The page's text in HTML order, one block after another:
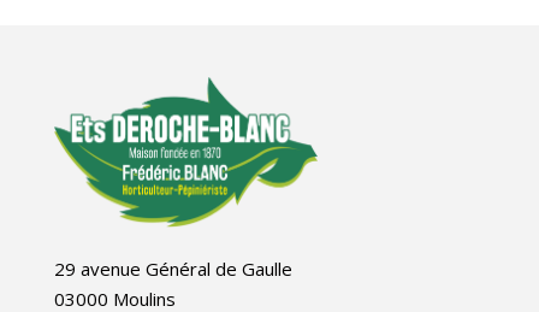
29 avenue Général de Gaulle
03000 Moulins